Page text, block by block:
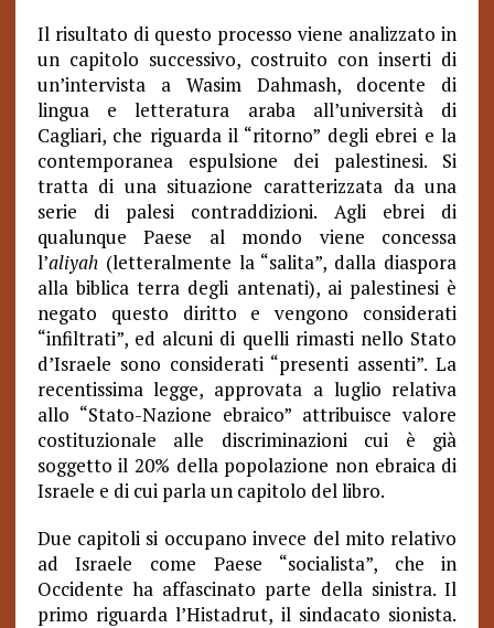
Il risultato di questo processo viene analizzato in
un capitolo successivo, costruito con inserti di
un’intervista a Wasim Dahmash, docente di
lingua e letteratura araba all’università di
Cagliari, che riguarda il “ritorno” degli ebrei e la
contemporanea espulsione dei palestinesi. Si
tratta di una situazione caratterizzata da una
serie di palesi contraddizioni. Agli ebrei di
qualunque Paese al mondo viene concessa
l’aliyah(letteralmente la “salita”, dalla diaspora
alla biblica terra degli antenati), ai palestinesi è
negato questo diritto e vengono considerati
“infiltrati”, ed alcuni di quelli rimasti nello Stato
d’Israele sono considerati “presenti assenti”. La
recentissima legge, approvata a luglio relativa
allo “Stato-Nazione ebraico” attribuisce valore
costituzionale alle discriminazioni cui è già
soggetto il 20% della popolazione non ebraica di
Israele e di cui parla un capitolo del libro.
Due capitoli si occupano invece del mito relativo
ad Israele come Paese “socialista”, che in
Occidente ha affascinato parte della sinistra. Il
primo riguarda l’Histadrut, il sindacato sionista.